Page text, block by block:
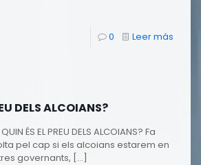
0 Leer más
DELS ALCOIANS?
ÉS EL PREU DELS ALCOIANS? Fa
pel cap si els alcoians estarem en
governants, […]